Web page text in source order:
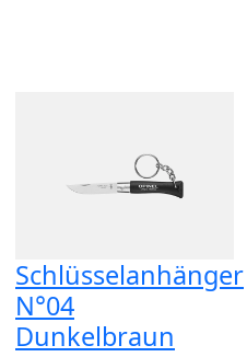
Schlüsselanhänger
N°04
Dunkelbraun